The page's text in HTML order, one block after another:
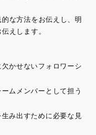
な方法をお伝えし、明
えします。
かせないフォロワーシ
ムメンバーとして担う
み出すために必要な見